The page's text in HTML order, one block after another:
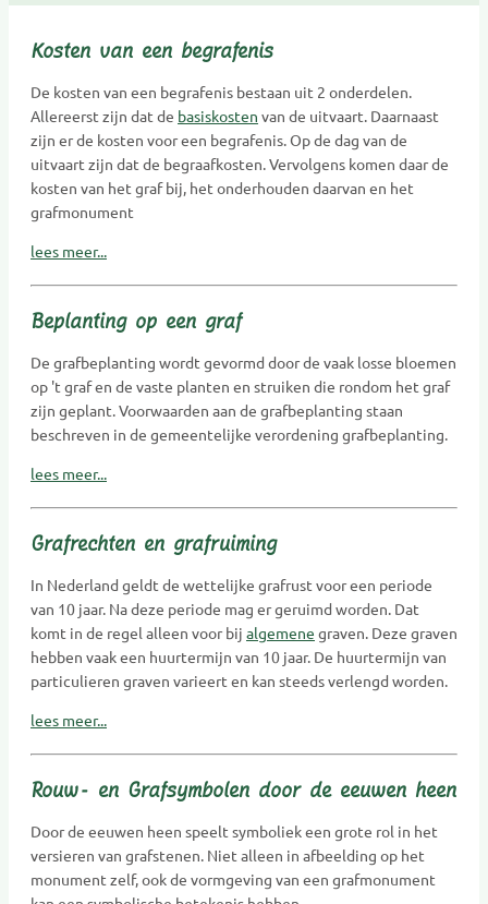
Kosten van een begrafenis
De kosten van een begrafenis bestaan uit 2 onderdelen.
Allereerst zijn dat de basiskosten van de uitvaart. Daarnaast
zijn er de kosten voor een begrafenis. Op de dag van de
uitvaart zijn dat de begraafkosten. Vervolgens komen daar de
kosten van het graf bij, het onderhouden daarvan en het
grafmonument
lees meer...
Beplanting op een graf
De grafbeplanting wordt gevormd door de vaak losse bloemen
op 't graf en de vaste planten en struiken die rondom het graf
zijn geplant. Voorwaarden aan de grafbeplanting staan
beschreven in de gemeentelijke verordening grafbeplanting.
lees meer...
Grafrechten en grafruiming
In Nederland geldt de wettelijke grafrust voor een periode
van 10 jaar. Na deze periode mag er geruimd worden. Dat
komt in de regel alleen voor bij algemene graven. Deze graven
hebben vaak een huurtermijn van 10 jaar. De huurtermijn van
particulieren graven varieert en kan steeds verlengd worden.
lees meer...
Rouw- en Grafsymbolen door de eeuwen heen
Door de eeuwen heen speelt symboliek een grote rol in het
versieren van grafstenen. Niet alleen in afbeelding op het
monument zelf, ook de vormgeving van een grafmonument